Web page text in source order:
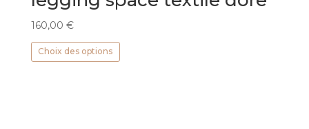
160,00 €
Choix des options
Ce